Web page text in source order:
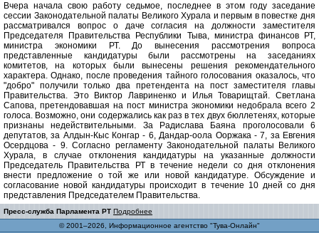
Вчера начала свою работу седьмое, последнее в этом году заседание
сессии Законодательной палаты Великого Хурала и первым в повестке дня
рассматривался вопрос о даче согласия на должности заместителя
Председателя Правительства Республики Тыва, министра финансов РТ,
министра экономики РТ. До вынесения рассмотрения вопроса
представленные кандидатуры были рассмотрены на заседаниях
комитетов, на которых были вынесены решения рекомендательного
характера. Однако, после проведения тайного голосования оказалось, что
"добро" получили только два претендента на пост заместителя главы
Правительства. Это Виктор Лавриненко и Илья Товарищтай. Светлана
Сапова, претендовавшая на пост министра экономики недобрала всего 2
голоса. Возможно, они содержались как раз в тех двух бюллетенях, которые
признаны недействительными. За Радислава Баяна проголосовали 6
депутатов, за Алдын-Кыс Конгар - 6, Дандар-оола Ооржака - 7, за Евгения
Осердцова - 9. Согласно регламенту Законодательной палаты Великого
Хурала, в случае отклонения кандидатуры на указанные должности
Председатель Правительства РТ в течение недели со дня отклонения
внести предложение о той же или новой кандидатуре. Обсуждение и
согласование новой кандидатуры происходит в течение 10 дней со дня
представления Председателем Правительства.
Пресс-служба Парламента РТ Подробнее
© 2001–2026, Информационное агентство "Тува-Онлайн"